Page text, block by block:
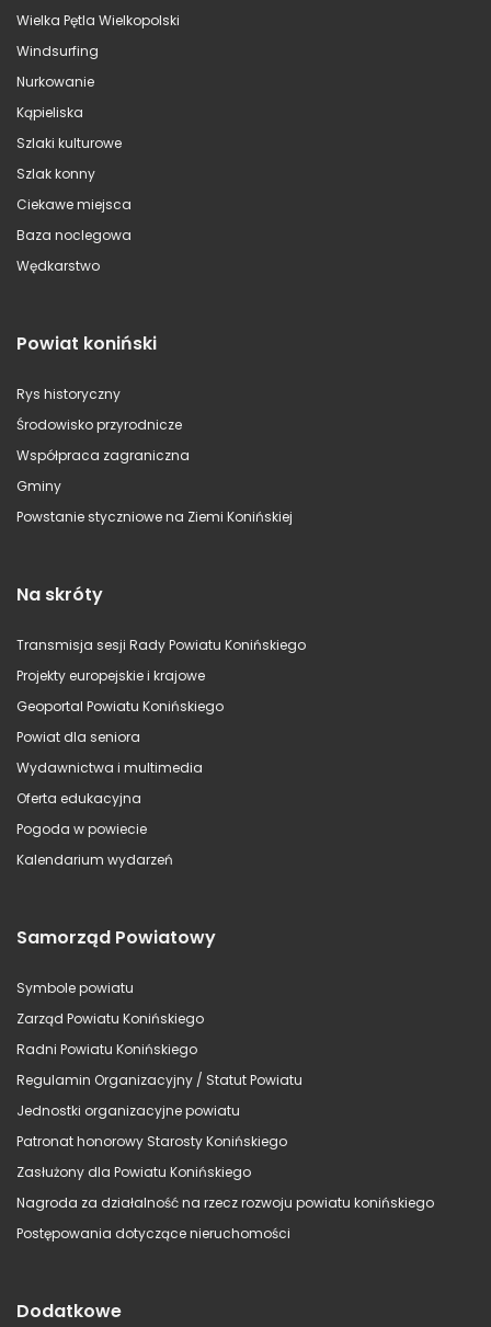
Wielka Pętla Wielkopolski
Windsurfing
Nurkowanie
Kąpieliska
Szlaki kulturowe
Szlak konny
Ciekawe miejsca
Baza noclegowa
Wędkarstwo
Powiat koniński
Rys historyczny
Środowisko przyrodnicze
Współpraca zagraniczna
Gminy
Powstanie styczniowe na Ziemi Konińskiej
Na skróty
Transmisja sesji Rady Powiatu Konińskiego
Projekty europejskie i krajowe
Geoportal Powiatu Konińskiego
Powiat dla seniora
Wydawnictwa i multimedia
Oferta edukacyjna
Pogoda w powiecie
Kalendarium wydarzeń
Samorząd Powiatowy
Symbole powiatu
Zarząd Powiatu Konińskiego
Radni Powiatu Konińskiego
Regulamin Organizacyjny / Statut Powiatu
Jednostki organizacyjne powiatu
Patronat honorowy Starosty Konińskiego
Zasłużony dla Powiatu Konińskiego
Nagroda za działalność na rzecz rozwoju powiatu konińskiego
Postępowania dotyczące nieruchomości
Dodatkowe